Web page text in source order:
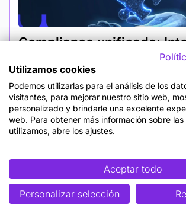
Compliance unificado:
Act, GDPR y NIS2 sin
esfuerzos
Cumplir con la ley ya no basta. La presión
sobre datos, IA y ciberseguridad puede
organización si no...
Javi Padilla
Utilizamos cookies
Podemos utilizarlas para el análisis de los
visitantes, para mejorar nuestro sitio web,
personalizado y brindarle una excelente
web. Para obtener más información sobre
utilizamos, abre los ajustes.
Aceptar todo
Personalizar selección